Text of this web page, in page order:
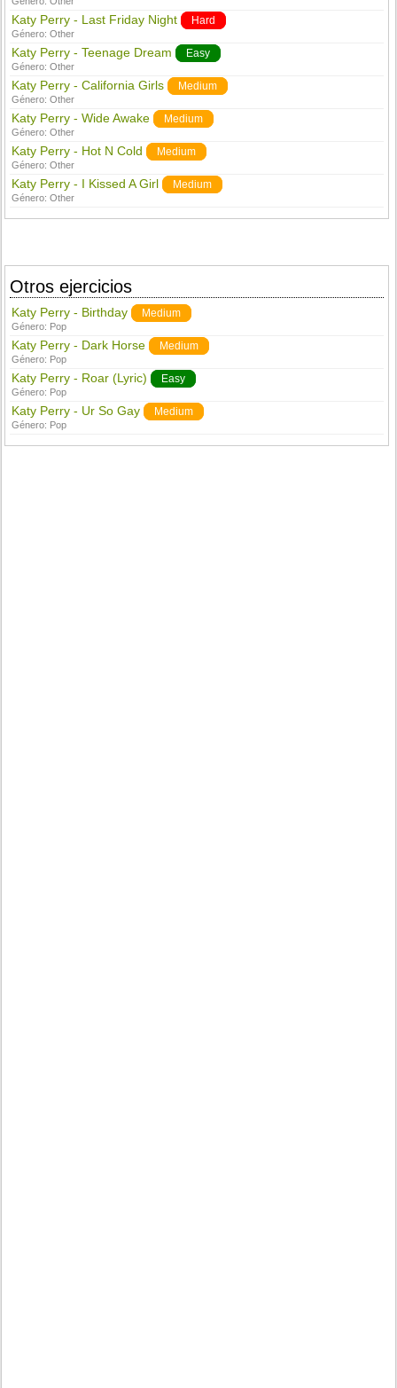
Katy Perry - Last Friday Night Hard
Género:Other
Katy Perry - Teenage Dream Easy
Género:Other
Katy Perry - California Girls Medium
Género:Other
Katy Perry - Wide Awake Medium
Género:Other
Katy Perry - Hot N Cold Medium
Género:Other
Katy Perry - I Kissed A Girl Medium
Género:Other
Otros ejercicios
Katy Perry - Birthday Medium
Género: Pop
Katy Perry - Dark Horse Medium
Género: Pop
Katy Perry - Roar (Lyric) Easy
Género: Pop
Katy Perry - Ur So Gay Medium
Género: Pop